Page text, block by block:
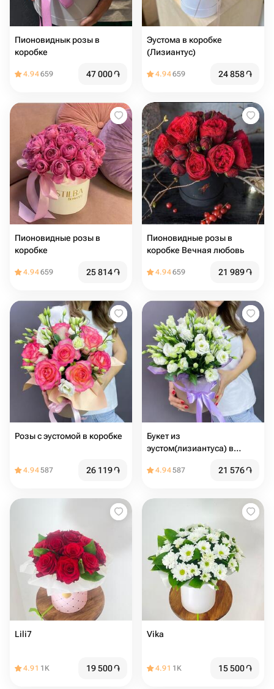
Пионовиднык розы в
коробке
4.94659 47 000֏
Эустома в коробке
(Лизиантус)
4.94659 24 858֏
Пионовидные розы в
коробке
4.94659 25 814֏
Пионовидные розы в
коробке Вечная любовь
4.94659 21 989֏
Розы с эустомой в коробке
4.94587 26 119֏
Букет из
эустом(лизиантуса) в
4.94587 21 576֏
Lili7
4.91 1K 19 500֏
Vika
4.91 1K 15 500֏